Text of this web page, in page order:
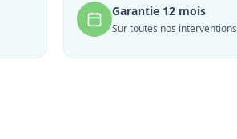
Garantie 12 mois
Sur toutes nos interventions